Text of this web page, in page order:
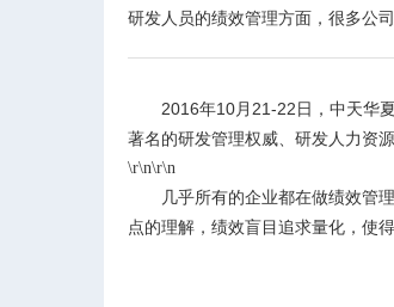
研发人员的绩效管理方面，很多公
2016年10月 21-22日，中天华
著名的研发管理权威、研发人力资
\r\n\r\n
几乎所有的企业都在做绩效管
点的理解，绩效盲目追求量化，使